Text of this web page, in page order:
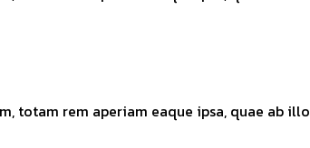
totam rem aperiam eaque ipsa, quae ab illo